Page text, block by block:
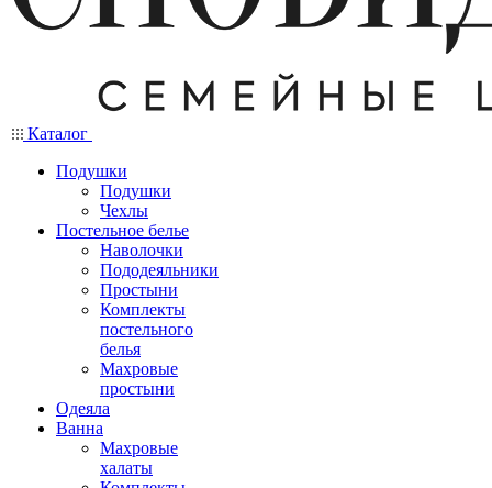
Каталог
Подушки
Подушки
Чехлы
Постельное белье
Наволочки
Пододеяльники
Простыни
Комплекты
постельного
белья
Махровые
простыни
Одеяла
Ванна
Махровые
халаты